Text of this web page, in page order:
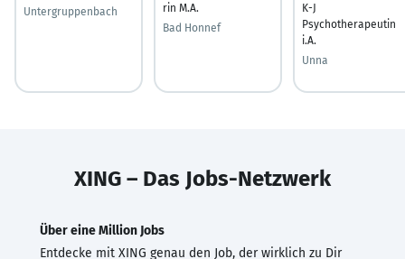
Untergruppenbach
rin M.A.
Bad Honnef
K-J
Psychotherapeutin
i.A.
Unna
XING – Das Jobs-Netzwerk
Über eine Million Jobs
Entdecke mit XING genau den Job, der wirklich zu Dir